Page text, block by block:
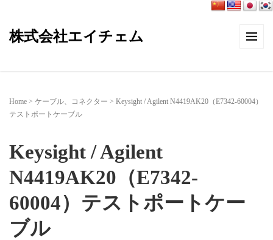
株式会社エイチェム
Home > ケーブル、コネクター > Keysight / Agilent N4419AK20（E7342-60004）
テストポートケーブル
Keysight / Agilent
N4419AK20（E7342-
60004）テストポートケー
ブル